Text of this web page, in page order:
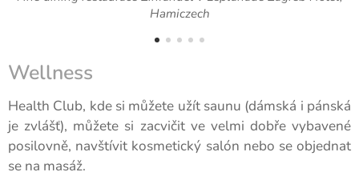
Hamiczech
Wellness
Health Club, kde si můžete užít saunu (dámská i pánská
je zvlášť), můžete si zacvičit ve velmi dobře vybavené
posilovně, navštívit kosmetický salón nebo se objednat
se na masáž.